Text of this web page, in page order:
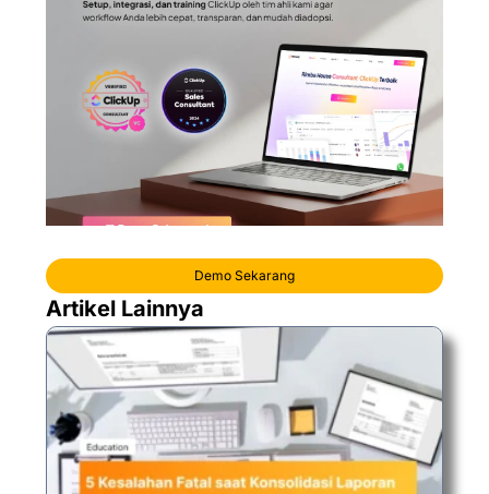
Demo Sekarang
Artikel Lainnya